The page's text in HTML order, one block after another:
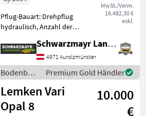
MwSt./Verm.
16.482,30 €
exkl.
Pflug-Bauart: Drehpflug
hydraulisch, Anzahl der
Vorschäler, Maiseinleger,
Scheibensech, hydr.
Schnittbreitenverstellung,
Stützrad EDV: 67762 V
Schwarzmayr Landtechnik GmbH - Aurolzmünster
4971 Aurolzmünster
Bodenbearbeitung
/ Lemken
Premium Gold Händler
Lemken Vari
Opal 8
10.000
€